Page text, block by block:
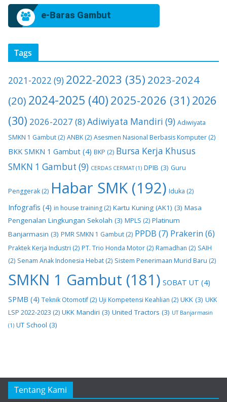
e-Baras Gambut
Tags
2021-2022 (9) 2022-2023 (35) 2023-2024
(20) 2024-2025 (40) 2025-2026 (31) 2026
(30) 2026-2027 (8) Adiwiyata Mandiri (9) Adiwiyata
SMKN 1 Gambut (2) ANBK (2) Asesmen Nasional Berbasis Komputer (2)
BKK SMKN 1 Gambut (4) BKP (2) Bursa Kerja Khusus
SMKN 1 Gambut (9) CERDAS CERMAT(1) DPIB (3) Guru
Penggerak (2) Habar SMK (192) Iduka (2)
Infografis (4) in house training (2) Kartu Kuning (AK1) (3) Masa
Pengenalan Lingkungan Sekolah (3) MPLS (2) Platinum
Banjarmasin (3) PMR SMKN 1 Gambut (2) PPDB (7) Prakerin (6)
Praktek Kerja Industri (2) PT. Trio Honda Motor (2) Ramadhan (2) SAIH
(2) Senam Anak Indonesia Hebat (2) Sistem Penerimaan Murid Baru (2)
SMKN 1 Gambut (181) SOBAT UT (4)
SPMB (4) Teknik Otomotif(2) Uji Kompetensi Keahlian (2) UKK (3) UKK
LSP 2022-2023 (2) UKK Mandiri (3) United Tractors (3) UT Banjarmasin
(1) UT School (3)
Tentang Kami